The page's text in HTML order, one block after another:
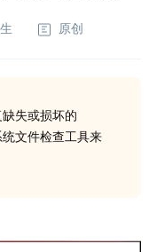
原创
失或损坏的
文件检查工具来